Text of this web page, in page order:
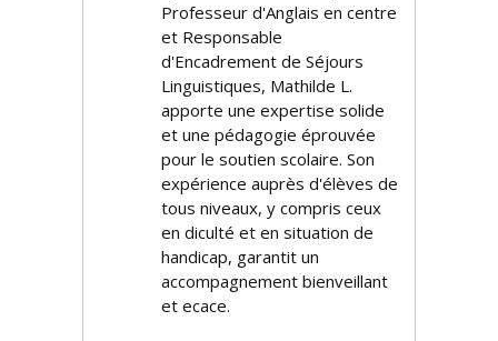
Professeur d'Anglais en centre
et Responsable
d'Encadrement de Séjours
Linguistiques, Mathilde L.
apporte une expertise solide
et une pédagogie éprouvée
pour le soutien scolaire. Son
expérience auprès d'élèves de
tous niveaux, y compris ceux
en difficulté et en situation de
handicap, garantit un
accompagnement bienveillant
et efficace.